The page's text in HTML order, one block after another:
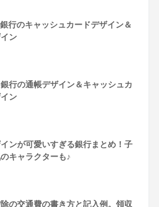
行のキャッシュカードデザイン＆
ン
行の通帳デザイン＆キャッシュカ
ン
ンが可愛いすぎる銀行まとめ！子
キャラクターも♪
の交通費の書き方と記入例。領収